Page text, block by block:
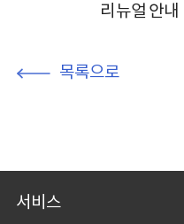
리뉴얼 안내
목록으로
서비스